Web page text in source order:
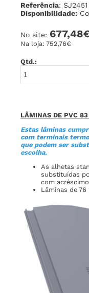
Referência: SJ2451
Disponibilidade:
No site:
Na loja: 752,76€
Qtd.:
LÂMINAS DE PVC
Estas lâminas
com terminais
que podem ser
escolha.
As alhetas
substituídas
com
Lâminas de